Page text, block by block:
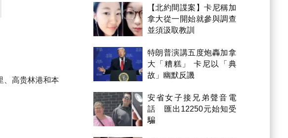
、高贵林港和本
【北約間諜案】卡尼稱加
拿大從一開始就參與調查
並須汲取教訓
特朗普演講五度炮轟加拿
大「糟糕」 卡尼以「典
故」幽默反譏
安省女子接兄弟聲音電
話 匯出12250元始知受
騙